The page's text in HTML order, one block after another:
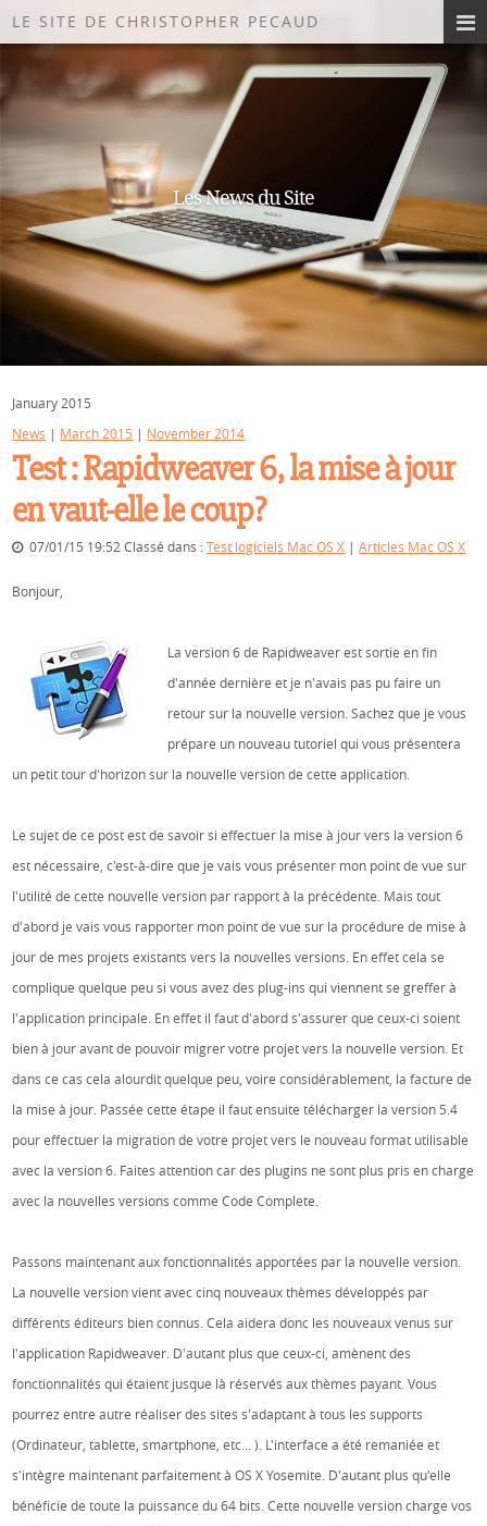
LE SITE DE CHRISTOPHER PECAUD
Les News du Site
January 2015
News | March 2015 | November 2014
Test : Rapidweaver 6, la mise à jour
en vaut-elle le coup?
07/01/15 19:52 Classé dans :Test logiciels Mac OS X |Articles Mac OS X
Bonjour,
La version 6 de Rapidweaver est sortie en fin
d'année dernière et je n'avais pas pu faire un
retour sur la nouvelle version. Sachez que je vous
prépare un nouveau tutoriel qui vous présentera
un petit tour d'horizon sur la nouvelle version de cette application.
Le sujet de ce post est de savoir si effectuer la mise à jour vers la version 6
est nécessaire, c'est-à-dire que je vais vous présenter mon point de vue sur
l'utilité de cette nouvelle version par rapport à la précédente. Mais tout
d'abord je vais vous rapporter mon point de vue sur la procédure de mise à
jour de mes projets existants vers la nouvelles versions. En effet cela se
complique quelque peu si vous avez des plug-ins qui viennent se greffer à
l'application principale. En effet il faut d'abord s'assurer que ceux-ci soient
bien à jour avant de pouvoir migrer votre projet vers la nouvelle version. Et
dans ce cas cela alourdit quelque peu, voire considérablement, la facture de
la mise à jour. Passée cette étape il faut ensuite télécharger la version 5.4
pour effectuer la migration de votre projet vers le nouveau format utilisable
avec la version 6. Faites attention car des plugins ne sont plus pris en charge
avec la nouvelles versions comme Code Complete.
Passons maintenant aux fonctionnalités apportées par la nouvelle version.
La nouvelle version vient avec cinq nouveaux thèmes développés par
différents éditeurs bien connus. Cela aidera donc les nouveaux venus sur
l'application Rapidweaver. D'autant plus que ceux-ci, amènent des
fonctionnalités qui étaient jusque là réservés aux thèmes payant. Vous
pourrez entre autre réaliser des sites s'adaptant à tous les supports
(Ordinateur, tablette, smartphone, etc… ). L'interface a été remaniée et
s'intègre maintenant parfaitement à OS X Yosemite. D'autant plus qu'elle
bénéficie de toute la puissance du 64 bits. Cette nouvelle version charge vos